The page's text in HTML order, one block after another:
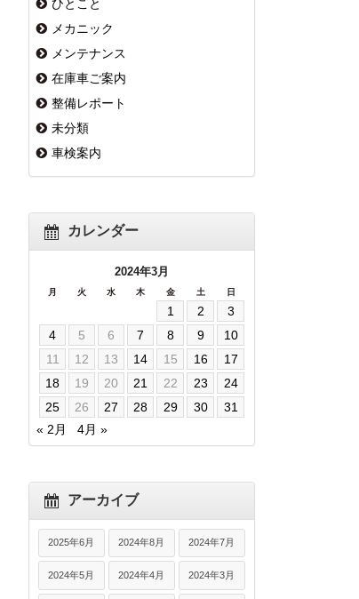
ひとこと
メカニック
メンテナンス
在庫車ご案内
整備レポート
未分類
車検案内
カレンダー
2024年3月
月 火 水 木 金 土 日
1 2
3
4
5 6 7 8 9
10
11
12 13 14 15 16
17
18
19 20 21 22 23
24
25
26 27 28 29 30
31
« 2月
4月 »
アーカイブ
2025年6月 2024年8月 2024年7月
2024年5月 2024年4月 2024年3月